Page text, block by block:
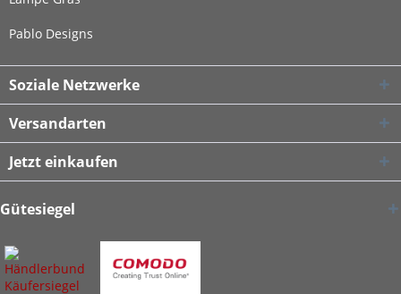
Pablo Designs
Soziale Netzwerke
Versandarten
Jetzt einkaufen
Gütesiegel